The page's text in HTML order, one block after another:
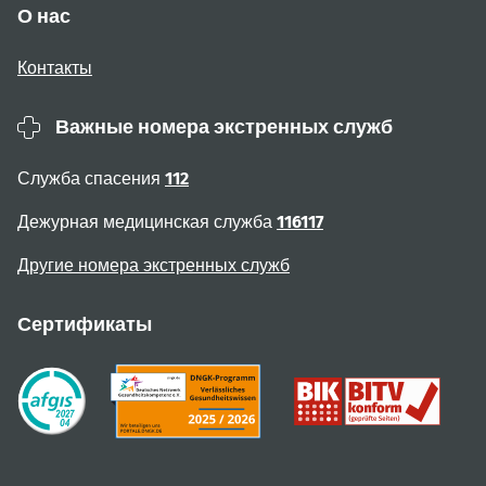
О нас
Контакты
Важные номера экстренных служб
Служба спасения 112
Дежурная медицинская служба 116117
Другие номера экстренных служб
Сертификаты